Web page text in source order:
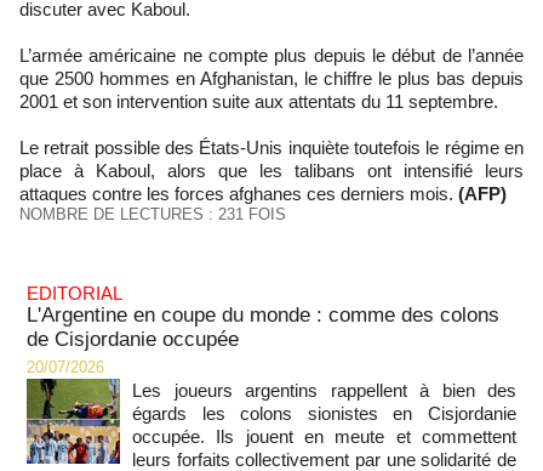
discuter avec Kaboul.
L’armée américaine ne compte plus depuis le début de l’année
que 2500 hommes en Afghanistan, le chiffre le plus bas depuis
2001 et son intervention suite aux attentats du 11 septembre.
Le retrait possible des États-Unis inquiète toutefois le régime en
place à Kaboul, alors que les talibans ont intensifié leurs
attaques contre les forces afghanes ces derniers mois. (AFP)
NOMBRE DE LECTURES : 231 FOIS
EDITORIAL
L'Argentine en coupe du monde : comme des colons
de Cisjordanie occupée
20/07/2026
Les joueurs argentins rappellent à bien des
égards les colons sionistes en Cisjordanie
occupée. Ils jouent en meute et commettent
leurs forfaits collectivement par une solidarité de